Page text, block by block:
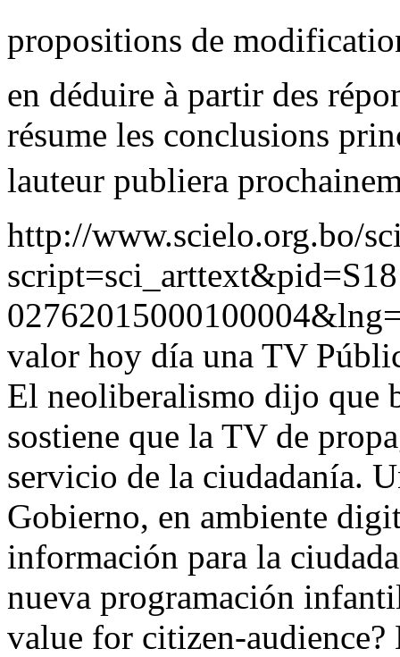
propositions de
en déduire à partir des
résume les conclusions
lauteur publiera
http://www.scielo.org.bo/
valor hoy día una TV
El neoliberalismo dijo que
sostiene que la TV de
servicio de la ciudadanía.
Gobierno, en ambiente
información para la
nueva programación
value for citizen-